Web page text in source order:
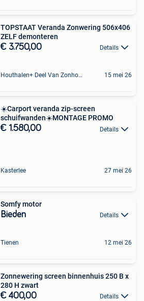
TOPSTAAT Veranda Zonwering 506x406
ZELF demonteren
€ 3.750,00 Details
Houthalen+ Deel Van Zonhoven En Zolder 15 mei 26
️☀️Carport veranda zip-screen
schuifwanden️☀️MONTAGE PROMO️
€ 1.580,00 Details
Kasterlee 27 mei 26
Somfy motor
Bieden Details
Tienen 12 mei 26
Zonnewering screen binnenhuis 250 B x
280 H zwart
€ 400,00 Details